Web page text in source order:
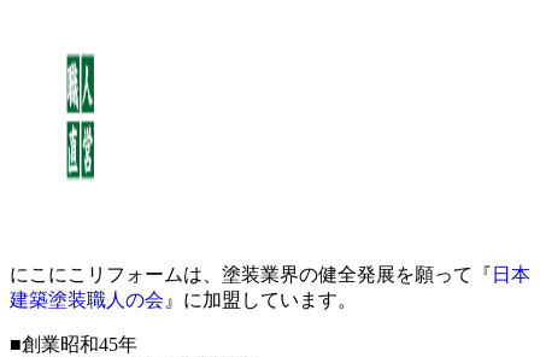
にこにこリフォームは、塗装業界の健全発展を願って『 日本
建築塗装職人の会 』に加盟しています。
■創業昭和45年